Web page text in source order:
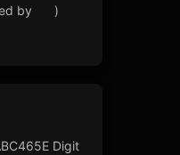
by
)
Digit